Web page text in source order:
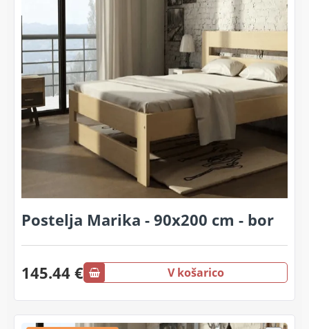
Postelja Marika - 90x200 cm - bor
145.44 € V košarico